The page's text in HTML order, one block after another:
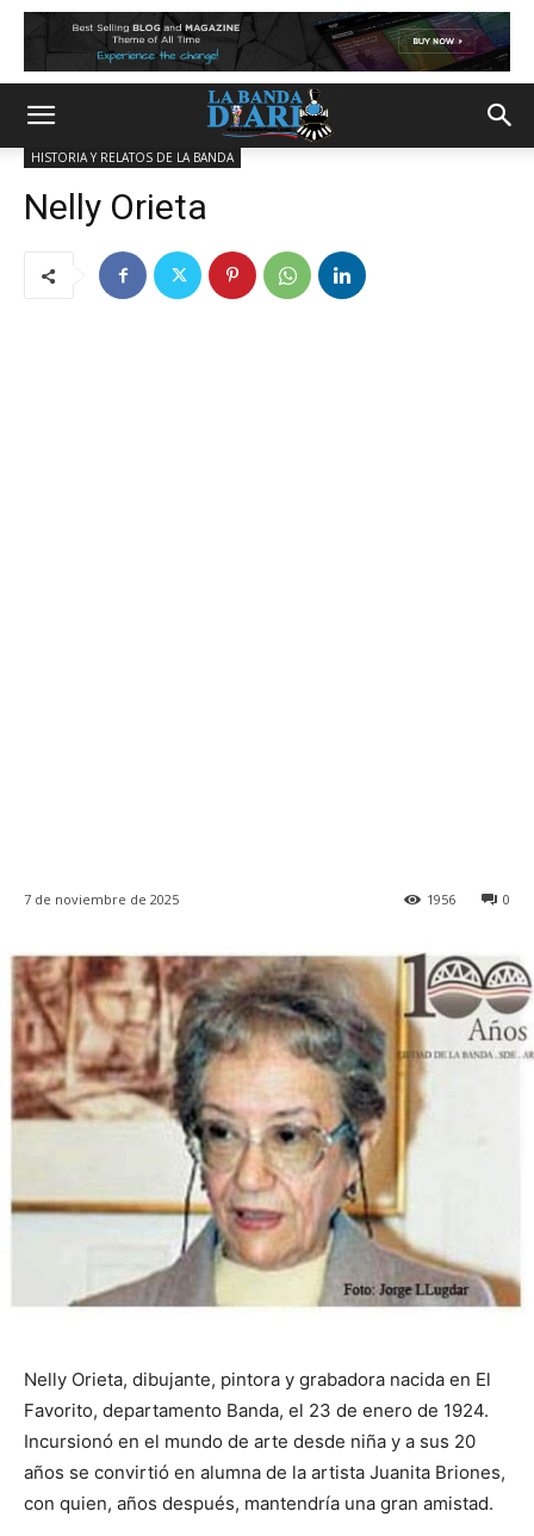
HISTORIA Y RELATOS DE LA BANDA
Nelly Orieta
7 de noviembre de 2025 0
1956
Nelly Orieta, dibujante, pintora y grabadora nacida en El
Favorito, departamento Banda, el 23 de enero de 1924.
Incursionó en el mundo de arte desde niña y a sus 20
años se convirtió en alumna de la artista Juanita Briones,
con quien, años después, mantendría una gran amistad.